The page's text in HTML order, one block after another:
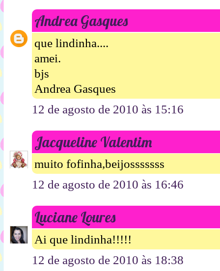
Andrea Gasques
que lindinha....
amei.
bjs
Andrea Gasques
12 de agosto de 2010 às 15:16
Jacqueline Valentim
muito fofinha,beijosssssss
12 de agosto de 2010 às 16:46
Luciane Loures
Ai que lindinha!!!!!
12 de agosto de 2010 às 18:38